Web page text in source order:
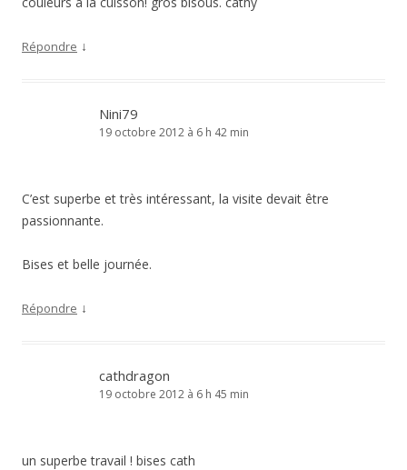
Répondre ↓
Nini79
19 octobre 2012 à 6 h 42 min
C’est superbe et très intéressant, la visite devait être
passionnante.
Bises et belle journée.
Répondre ↓
cathdragon
19 octobre 2012 à 6 h 45 min
un superbe travail ! bises cath